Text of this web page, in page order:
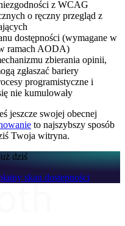
z WCAG
o ręczny przegląd z
dostępności (wymagane w
ramach AODA)
zbierania opinii,
zgłaszać bariery
programistyczne i
nie kumulowały
jeszcze swojej obecnej
to najszybszy sposób
Twoja witryna.
dziś
skan dostępności